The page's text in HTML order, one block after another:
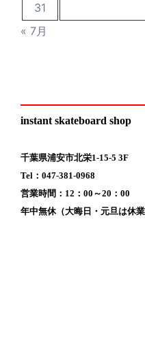
31
« 7月
instant skateboard shop
千葉県浦安市北栄1-15-5 3F
Tel：047-381-0968
営業時間：12：00～20：00
年中無休（大晦日・元旦は休